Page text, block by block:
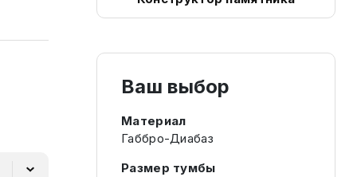
Ваш выбор
Материал
Габбро-Диабаз
Размер тумбы